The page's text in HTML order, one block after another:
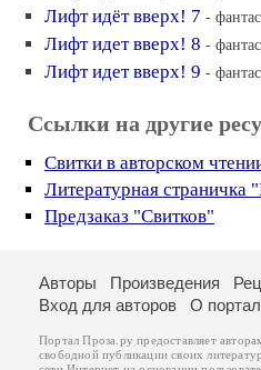
Лифт идёт вверх! 7 -
Лифт идет вверх! 8 -
Лифт идет вверх! 9 -
Ссылки на другие
Свитки в авторском
Литературная страничка
Предзаказ "Свитков"
Авторы Произведения
Вход для авторов
О
Портал Проза.ру предоставляет
свободной публикации своих